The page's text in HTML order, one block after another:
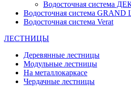
Водосточная система
Водосточная система GRAND
Водосточная система Verat
ЛЕСТНИЦЫ
Деревянные лестницы
Модульные лестницы
На металлокаркасе
Чердачные лестницы